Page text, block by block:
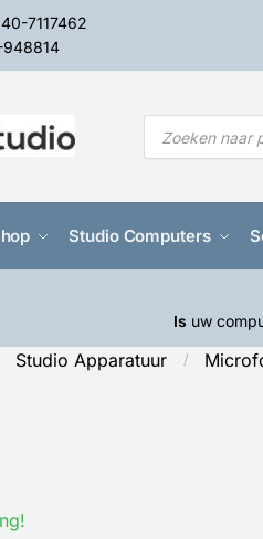
7117462
948814
Studio Computers
Is uw
Studio Apparatuur /